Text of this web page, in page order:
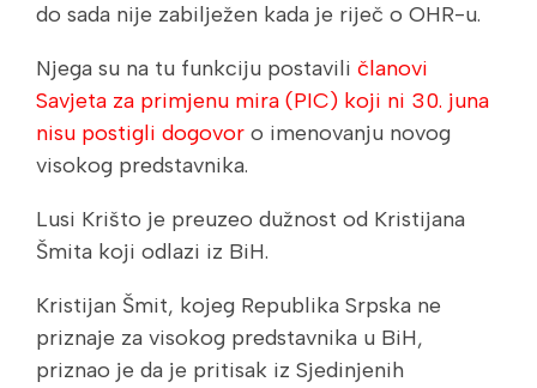
do sada nije zabilježen kada je riječ o OHR-u.
Njega su na tu funkciju postavili članovi
Savjeta za primjenu mira (PIC) koji ni 30. juna
nisu postigli dogovor o imenovanju novog
visokog predstavnika.
Lusi Krišto je preuzeo dužnost od Kristijana
Šmita koji odlazi iz BiH.
Kristijan Šmit, kojeg Republika Srpska ne
priznaje za visokog predstavnika u BiH,
priznao je da je pritisak iz Sjedinjenih